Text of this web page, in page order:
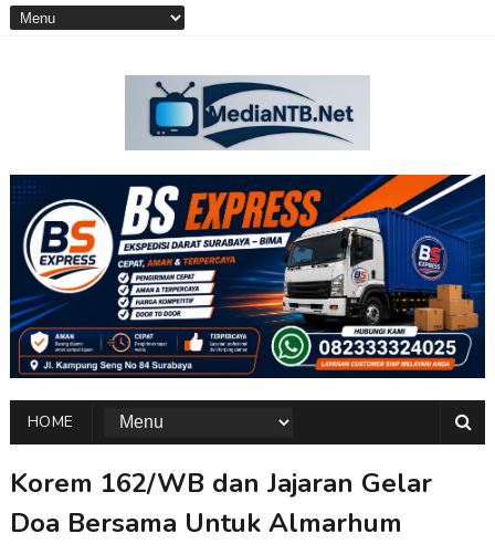
HOME
Korem 162/WB dan Jajaran Gelar
Doa Bersama Untuk Almarhum